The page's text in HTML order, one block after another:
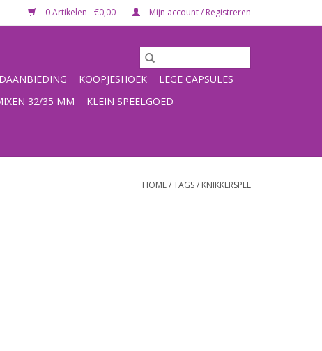
0 Artikelen - €0,00 Mijn account / Registreren
KOOPJESHOEK
LEGE CAPSULES
32/35 MM
KLEIN SPEELGOED
HOME/TAGS/ KNIKKERSPEL